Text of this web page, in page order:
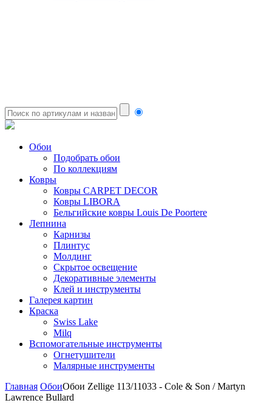
Обои
Подобрать обои
По коллекциям
Ковры
Ковры CARPET DECOR
Ковры LIBORA
Бельгийские ковры Louis De Poortere
Лепнина
Карнизы
Плинтус
Молдинг
Скрытое освещение
Декоративные элементы
Клей и инструменты
Галерея картин
Краска
Swiss Lake
Milq
Вспомогательные инструменты
Огнетушители
Малярные инструменты
Главная ОбоиОбои Zellige 113/11033 - Cole & Son / Martyn
Lawrence Bullard